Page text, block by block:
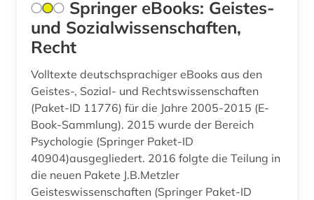
Springer eBooks: Geistes-
und Sozialwissenschaften,
Recht
Volltexte deutschsprachiger eBooks aus den
Geistes-, Sozial- und Rechtswissenschaften
(Paket-ID 11776) für die Jahre 2005-2015 (E-
Book-Sammlung). 2015 wurde der Bereich
Psychologie (Springer Paket-ID
40904)ausgegliedert. 2016 folgte die Teilung in
die neuen Pakete J.B.Metzler
Geisteswissenschaften (Springer Paket-ID